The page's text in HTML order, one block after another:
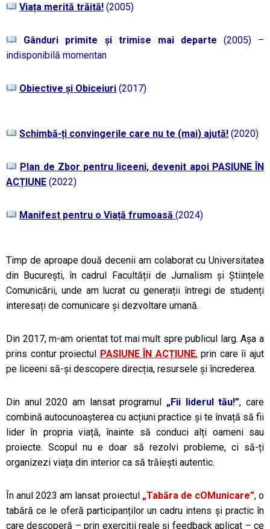
Viața merită trăită! (2005)
Gânduri primite și trimise mai departe (2005) –
indisponibilă momentan
Obiective și Obiceiuri (2017)
Schimbă-ți convingerile care nu te (mai) ajută! (2020)
Plan de Zbor pentru liceeni, devenit apoi PASIUNE ÎN
ACȚIUNE (2022)
Manifest pentru o Viață frumoasă(2024)
Timp de aproape două decenii am colaborat cu Universitatea
din București, în cadrul Facultății de Jurnalism și Științele
Comunicării, unde am lucrat cu generații întregi de studenți
interesați de comunicare și dezvoltare umană.
Din 2017, m-am orientat tot mai mult spre publicul larg. Așa a
prins contur proiectul PASIUNE ÎN ACȚIUNE, prin care îi ajut
pe liceeni să-și descopere direcția, resursele și încrederea.
Din anul 2020 am lansat programul „Fii liderul tău!”, care
combină autocunoașterea cu acțiuni practice şi te învață să fii
lider în propria viață, înainte să conduci alți oameni sau
proiecte. Scopul nu e doar să rezolvi probleme, ci să-ți
organizezi viața din interior ca să trăiești autentic.
În anul 2023 am lansat proiectul „Tabăra de cOMunicare”, o
tabără ce le oferă participanților un cadru intens și practic în
care descoperă – prin exerciții reale și feedback aplicat – ce